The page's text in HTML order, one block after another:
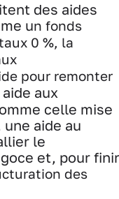
des aides
un fonds
0 %, la
pour remonter
aide aux
celle mise
aide au
le
et, pour
des